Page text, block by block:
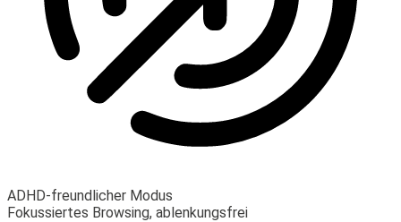
ADHD-freundlicher Modus
Fokussiertes Browsing, ablenkungsfrei